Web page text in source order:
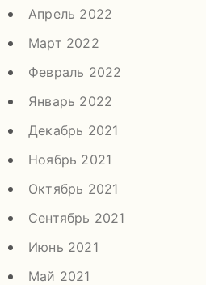
Апрель 2022
Март 2022
Февраль 2022
Январь 2022
Декабрь 2021
Ноябрь 2021
Октябрь 2021
Сентябрь 2021
Июнь 2021
Май 2021